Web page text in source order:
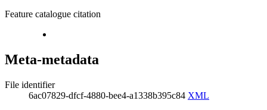
Feature catalogue citation
Meta-metadata
File identifier
6ac07829-dfcf-4880-bee4-a1338b395c84 XML